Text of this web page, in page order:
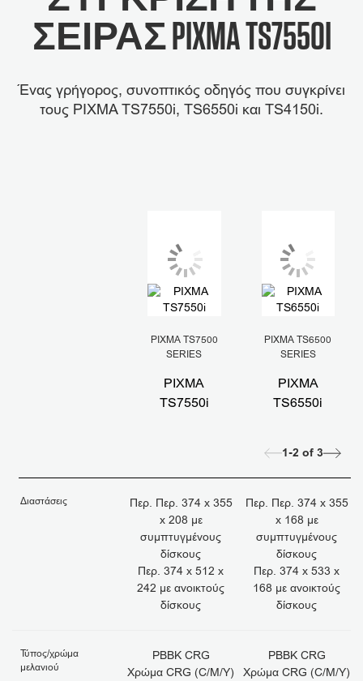
ΣΕΙΡΑΣ PIXMA TS7550I
Ένας γρήγορος, συνοπτικός οδηγός που συγκρίνει
τους PIXMA TS7550i, TS6550i και TS4150i.
PIXMA TS7500
SERIES
PIXMA
TS7550i
PIXMA TS6500
SERIES
PIXMA
TS6550i
1-2 of 3
Διαστάσεις
Περ. Περ. 374 x 355
x 208 με
συμπτυγμένους
δίσκους
Περ. 374 x 512 x
242 με ανοικτούς
δίσκους
Περ. Περ. 374 x 355
x 168 με
συμπτυγμένους
δίσκους
Περ. 374 x 533 x
168 με ανοικτούς
δίσκους
Τύπος/χρώμα
μελανιού
PBBK CRG
Χρώμα CRG (C/M/Y)
PBBK CRG
Χρώμα CRG (C/M/Y)